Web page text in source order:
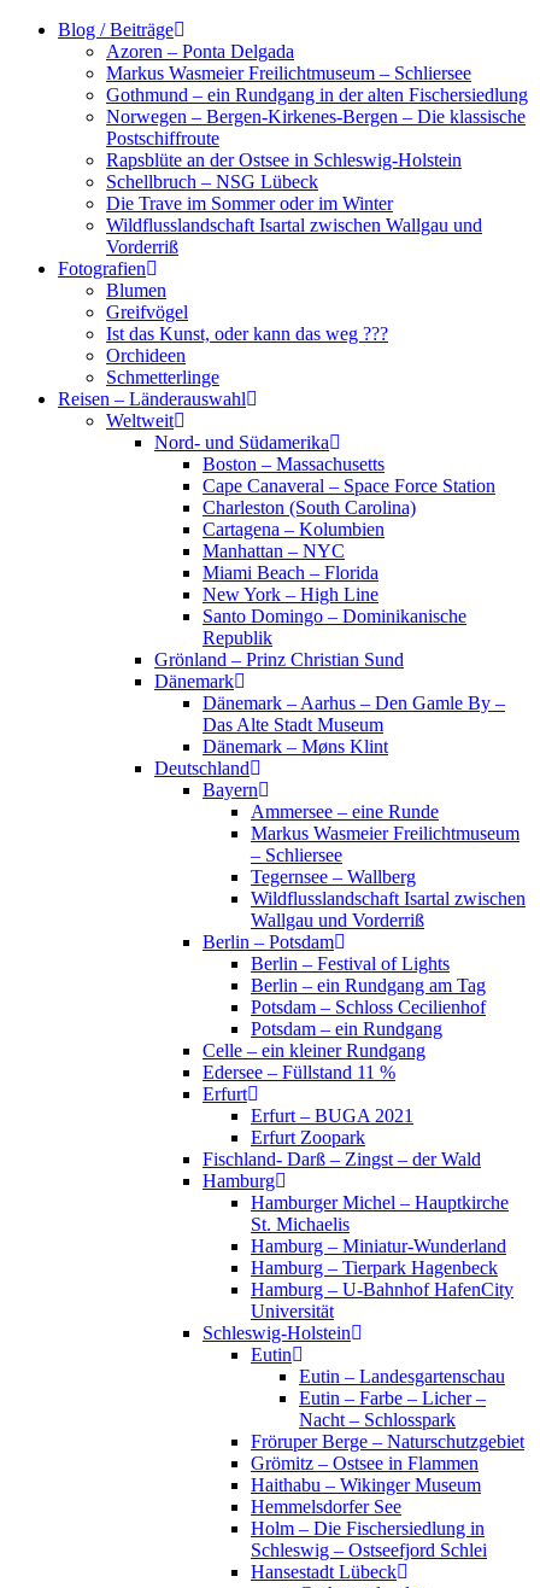
Zum
Blog / Beiträge
Azoren – Ponta Delgada
Markus Wasmeier Freilichtmuseum – Schliersee
Gothmund – ein Rundgang in der alten Fischersiedlung
Norwegen – Bergen-Kirkenes-Bergen – Die klassische
Postschiffroute
Rapsblüte an der Ostsee in Schleswig-Holstein
Schellbruch – NSG Lübeck
Die Trave im Sommer oder im Winter
Wildflusslandschaft Isartal zwischen Wallgau und
Vorderriß
Fotografien
Blumen
Greifvögel
Ist das Kunst, oder kann das weg ???
Orchideen
Schmetterlinge
Reisen – Länderauswahl
Weltweit
Nord- und Südamerika
Boston – Massachusetts
Cape Canaveral – Space Force Station
Charleston (South Carolina)
Cartagena – Kolumbien
Manhattan – NYC
Miami Beach – Florida
New York – High Line
Santo Domingo – Dominikanische
Republik
Grönland – Prinz Christian Sund
Dänemark
Dänemark – Aarhus – Den Gamle By –
Das Alte Stadt Museum
Dänemark – Møns Klint
Deutschland
Bayern
Ammersee – eine Runde
Markus Wasmeier Freilichtmuseum
– Schliersee
Tegernsee – Wallberg
Wildflusslandschaft Isartal zwischen
Wallgau und Vorderriß
Berlin – Potsdam
Berlin – Festival of Lights
Berlin – ein Rundgang am Tag
Potsdam – Schloss Cecilienhof
Potsdam – ein Rundgang
Celle – ein kleiner Rundgang
Edersee – Füllstand 11 %
Erfurt
Erfurt – BUGA 2021
Erfurt Zoopark
Fischland- Darß – Zingst – der Wald
Hamburg
Hamburger Michel – Hauptkirche
St. Michaelis
Hamburg – Miniatur-Wunderland
Hamburg – Tierpark Hagenbeck
Hamburg – U-Bahnhof HafenCity
Universität
Schleswig-Holstein
Eutin
Eutin – Landesgartenschau
Eutin – Farbe – Licher –
Nacht – Schlosspark
Fröruper Berge – Naturschutzgebiet
Grömitz – Ostsee in Flammen
Haithabu – Wikinger Museum
Hemmelsdorfer See
Holm – Die Fischersiedlung in
Schleswig – Ostseefjord Schlei
Hansestadt Lübeck